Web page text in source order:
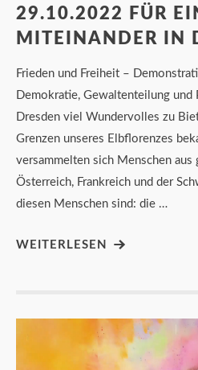
29.10.2022 FÜR
MITEINANDER IN
Frieden und Freiheit –
Demokratie, Gewaltenteilung
Dresden viel Wundervolles zu
Grenzen unseres Elbflorenzes
versammelten sich Menschen aus
Österreich, Frankreich und der
diesen Menschen sind: die …
WEITERLESEN